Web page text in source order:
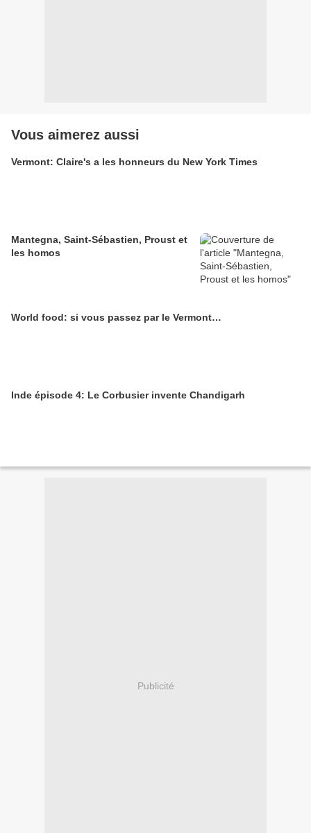
Vous aimerez aussi
Vermont: Claire's a les honneurs du New York Times
Mantegna, Saint-Sébastien, Proust et
les homos
World food: si vous passez par le Vermont…
Inde épisode 4: Le Corbusier invente Chandigarh
Publicité